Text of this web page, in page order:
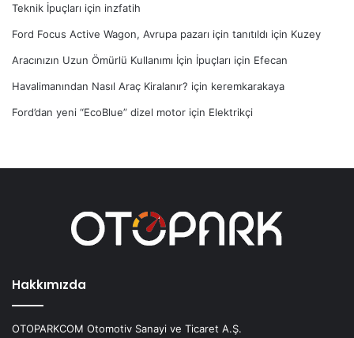
Teknik İpuçları için inzfatih
Ford Focus Active Wagon, Avrupa pazarı için tanıtıldı için Kuzey
Aracınızın Uzun Ömürlü Kullanımı İçin İpuçları için Efecan
Havalimanından Nasıl Araç Kiralanır? için keremkarakaya
Ford’dan yeni “EcoBlue” dizel motor için Elektrikçi
Hakkımızda
OTOPARKCOM Otomotiv Sanayi ve Ticaret A.Ş.